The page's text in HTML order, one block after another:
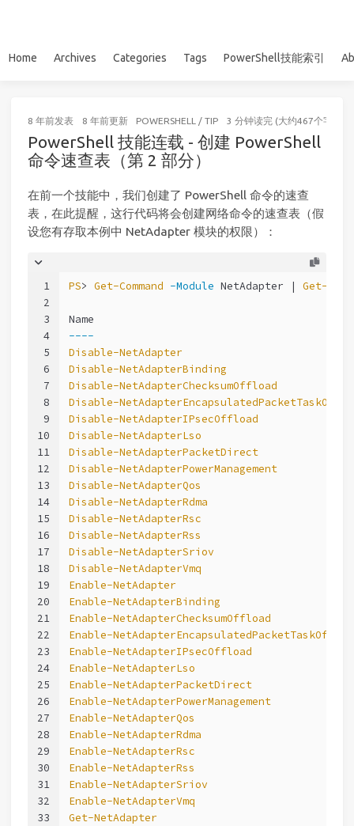
Home Archives Categories Tags PowerShell技能索引
8 年前发表 8 年前更新 POWERSHELL / TIP 3 分钟读完 (大约467个字)
PowerShell 技能连载 - 创建 PowerShell
命令速查表（第 2 部分）
在前一个技能中，我们创建了 PowerShell 命令的速查
表，在此提醒，这行代码将会创建网络命令的速查表（假
设您有存取本例中 NetAdapter 模块的权限）：
1
2
3
4
5
6
7
8
9
10
11
12
13
14
15
16
17
18
19
20
21
22
23
24
25
26
27
28
29
30
31
32
33
PS> Get-Command -Module NetAdapter | Get-Help
Name
----
Disable-NetAdapter
Disable-NetAdapterBinding
Disable-NetAdapterChecksumOffload
Disable-
Disable-NetAdapterIPsecOffload
Disable-NetAdapterLso
Disable-NetAdapterPacketDirect
Disable-NetAdapterPowerManagement
Disable-NetAdapterQos
Disable-NetAdapterRdma
Disable-NetAdapterRsc
Disable-NetAdapterRss
Disable-NetAdapterSriov
Disable-NetAdapterVmq
Enable-NetAdapter
Enable-NetAdapterBinding
Enable-NetAdapterChecksumOffload
Enable-
Enable-NetAdapterIPsecOffload
Enable-NetAdapterLso
Enable-NetAdapterPacketDirect
Enable-NetAdapterPowerManagement
Enable-NetAdapterQos
Enable-NetAdapterRdma
Enable-NetAdapterRsc
Enable-NetAdapterRss
Enable-NetAdapterSriov
Enable-NetAdapterVmq
Get-NetAdapter